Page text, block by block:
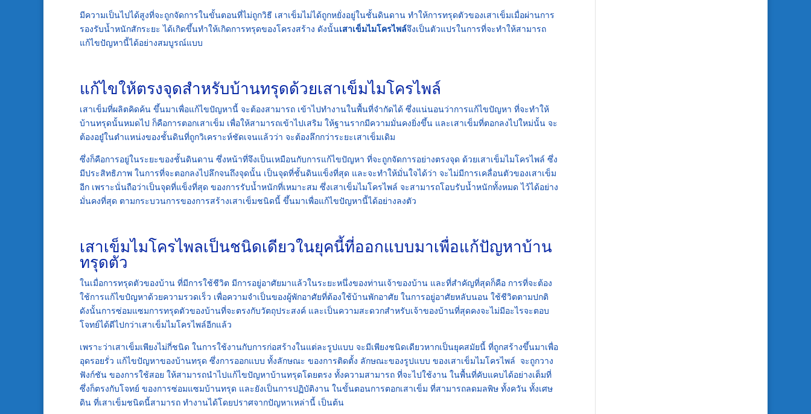
มีความเป็นไปได้สูงที่จะถูกจัดการในขั้นตอนที่ไม่ถูกวิธี เสาเข็มไม่ได้ถูกหยั่งอยู่ในชั้นดินดาน ทำให้การทรุดตัวของเสาเข็มเมื่อผ่านการ
รองรับน้ำหนักสักระยะ ได้เกิดขึ้นทำให้เกิดการทรุดของโครงสร้าง ดังนั้นเสาเข็มไมโครไพล์จึงเป็นตัวแปรในการที่จะทำให้สามารถ
แก้ไขปัญหานี้ได้อย่างสมบูรณ์แบบ
แก้ไขให้ตรงจุดสำหรับบ้านทรุดด้วยเสาเข็มไมโครไพล์
เสาเข็มที่ผลิตคิดค้น ขึ้นมาเพื่อแก้ไขปัญหานี้ จะต้องสามารถ เข้าไปทำงานในพื้นที่จำกัดได้ ซึ่งแน่นอนว่าการแก้ไขปัญหา ที่จะทำให้
บ้านทรุดนั้นหมดไป ก็คือการตอกเสาเข็ม เพื่อให้สามารถเข้าไปเสริม ให้ฐานรากมีความมั่นคงยิ่งขึ้น และเสาเข็มที่ตอกลงไปใหม่นั้น จะ
ต้องอยู๋ในตำแหน่งของชั้นดินที่ถูกวิเคราะห์ชัดเจนแล้วว่า จะต้องลึกกว่าระยะเสาเข็มเดิม
ซึ่งก็คือการอยู่ในระยะของชั้นดินดาน ซึ่งหน้าที่จึงเป็นเหมือนกับการแก้ไขปัญหา ที่จะถูกจัดการอย่างตรงจุด ด้วยเสาเข็มไมโครไพล์ ซึ่ง
มีประสิทธิภาพ ในการที่จะตอกลงไปลึกจนถึงจุดนั้น เป็นจุดที่ชั้นดินแข็งที่สุด และจะทำให้มั่นใจได้ว่า จะไม่มีการเคลื่อนตัวของเสาเข็ม
อีก เพราะนั่นถือว่าเป็นจุดที่แข็งที่สุด ของการรับน้ำหนักที่เหมาะสม ซึ่งเสาเข็มไมโครไพล์ จะสามารถโอบรับน้ำหนักทั้งหมด ไว้ได้อย่าง
มั่นคงที่สุด ตามกระบวนการของการสร้างเสาเข็มชนิดนี้ ขึ้นมาเพื่อแก้ไขปัญหานี้ได้อย่างลงตัว
เสาเข็มไมโครไพลเป็นชนิดเดียวในยุคนี้ที่ออกแบบมาเพื่อแก้ปัญหาบ้าน
ทรุดตัว
ในเมื่อการทรุดตัวของบ้าน ที่มีการใช้ชีวิต มีการอยู่อาศัยมาแล้วในระยะหนึ่งของท่านเจ้าของบ้าน และที่สำคัญที่สุดก็คือ การที่จะต้อง
ใช้การแก้ไขปํญหาด้วยความรวดเร็ว เพื่อความจำเป็นของผู้พักอาศัยที่ต้องใช้บ้านพักอาศัย ในการอยู่อาศัยหลับนอน ใช้ชีวิตตามปกติ
ดังนั้นการซ่อมแซมการทรุดตัวของบ้านที่จะตรงกับวัตถุประสงค์ และเป็นความสะดวกสำหรับเจ้าของบ้านที่สุดคงจะไม่มีอะไรจะตอบ
โจทย์ได้ดีไปกว่าเสาเข็มไมโครไพล์อีกแล้ว
เพราะว่าเสาเข็มเพียงไม่กี่ชนิด ในการใช้งานกับการก่อสร้างในแต่ละรูปแบบ จะมีเพียงชนิดเดียวหากเป็นยุคสมัยนี้ ที่ถูกสร้างขึ้นมาเพื่อ
อุดรอยรั่ว แก้ไขปัญหาของบ้านทรุด ซึ่งการออกแบบ ทั้งลักษณะ ของการติดตั้ง ลักษณะของรูปแบบ ของเสาเข็มไมโครไพล์ จะถูกวาง
ฟังก์ชัน ของการใช้สอย ให้สามารถนำไปแก้ไขปัญหาบ้านทรุดโดยตรง ทั้งความสามารถ ที่จะไปใช้งาน ในพื้นที่คับแคบได้อย่างเต็มที่
ซึ่งก็ตรงกับโจทย์ ของการซ่อมแซมบ้านทรุด และยังเป็นการปฏิบัติงาน ในขั้นตอนการตอกเสาเข็ม ที่สามารถลดมลพิษ ทั้งควัน ทั้งเศษ
ดิน ที่เสาเข็มชนิดนี้สามารถ ทำงานได้โดยปราศจากปัญหาเหล่านี้ เป็นต้น